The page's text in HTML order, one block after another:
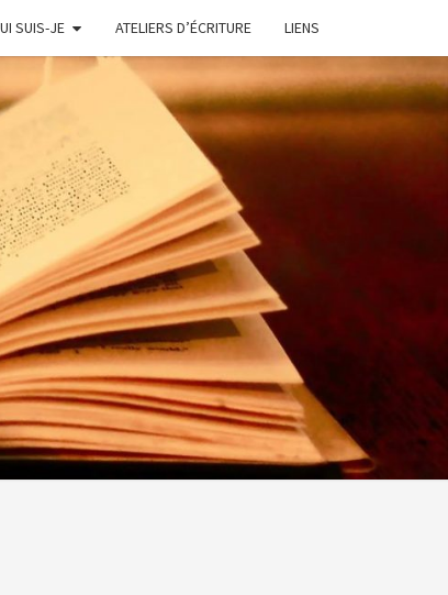
SUIS-JE ATELIERS D’ÉCRITURE LIENS